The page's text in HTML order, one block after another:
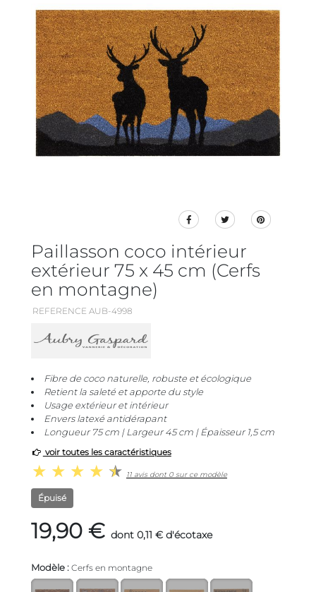
Paillasson coco intérieur
extérieur 75 x 45 cm (Cerfs
en montagne)
REFERENCE AUB-4998
Fibre de coco naturelle, robuste et écologique
Retient la saleté et apporte du style
Usage extérieur et intérieur
Envers latexé antidérapant
Longueur 75 cm | Largeur 45 cm | Épaisseur 1,5 cm
voir toutes les caractéristiques
11 avis dont 0 sur ce modèle
Épuisé
19,90 € dont 0,11 € d'écotaxe
Modèle : Cerfs en montagne